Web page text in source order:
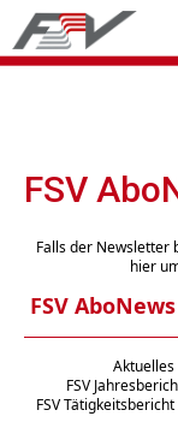
FSV
Falls der Newsletter
hier
FSV
Aktuelles
FSV
FSV